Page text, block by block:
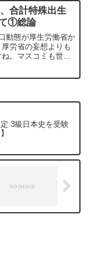
て記述するという
す。...
合計特殊出生
①総論
動態が厚生労働省か
労省の妄想よりも
。マスコミも世間
定 3級日本史を受験